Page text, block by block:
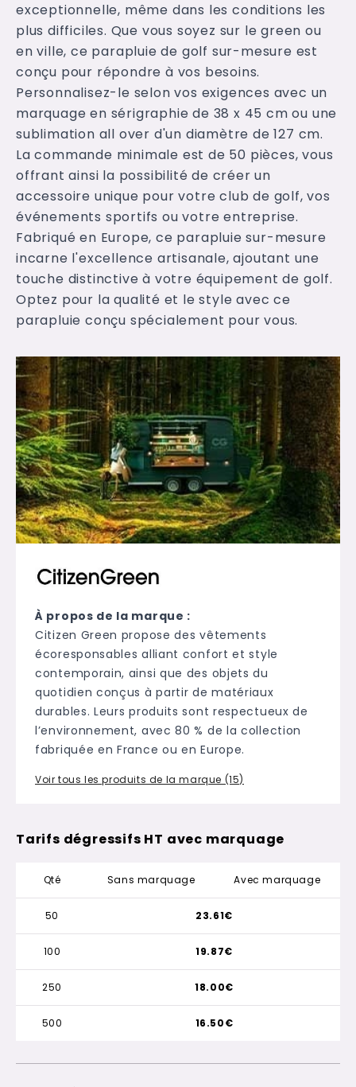
exceptionnelle, même dans les conditions les
plus difficiles. Que vous soyez sur le green ou
en ville, ce parapluie de golf sur-mesure est
conçu pour répondre à vos besoins.
Personnalisez-le selon vos exigences avec un
marquage en sérigraphie de 38 x 45 cm ou une
sublimation all over d'un diamètre de 127 cm.
La commande minimale est de 50 pièces, vous
offrant ainsi la possibilité de créer un
accessoire unique pour votre club de golf, vos
événements sportifs ou votre entreprise.
Fabriqué en Europe, ce parapluie sur-mesure
incarne l'excellence artisanale, ajoutant une
touche distinctive à votre équipement de golf.
Optez pour la qualité et le style avec ce
parapluie conçu spécialement pour vous.
À propos de la marque :
Citizen Green propose des vêtements
écoresponsables alliant confort et style
contemporain, ainsi que des objets du
quotidien conçus à partir de matériaux
durables. Leurs produits sont respectueux de
l’environnement, avec 80 % de la collection
fabriquée en France ou en Europe.
Voir tous les produits de la marque (15)
Tarifs dégressifs HT avec marquage
Qté Sans marquage Avec marquage
50
100
250
500
23.61€
19.87€
18.00€
16.50€